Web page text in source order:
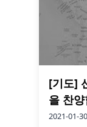
[기도]
을 찬
2021-01-30